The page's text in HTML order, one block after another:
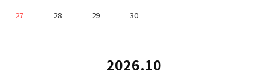
27 28 29 30
2026.10